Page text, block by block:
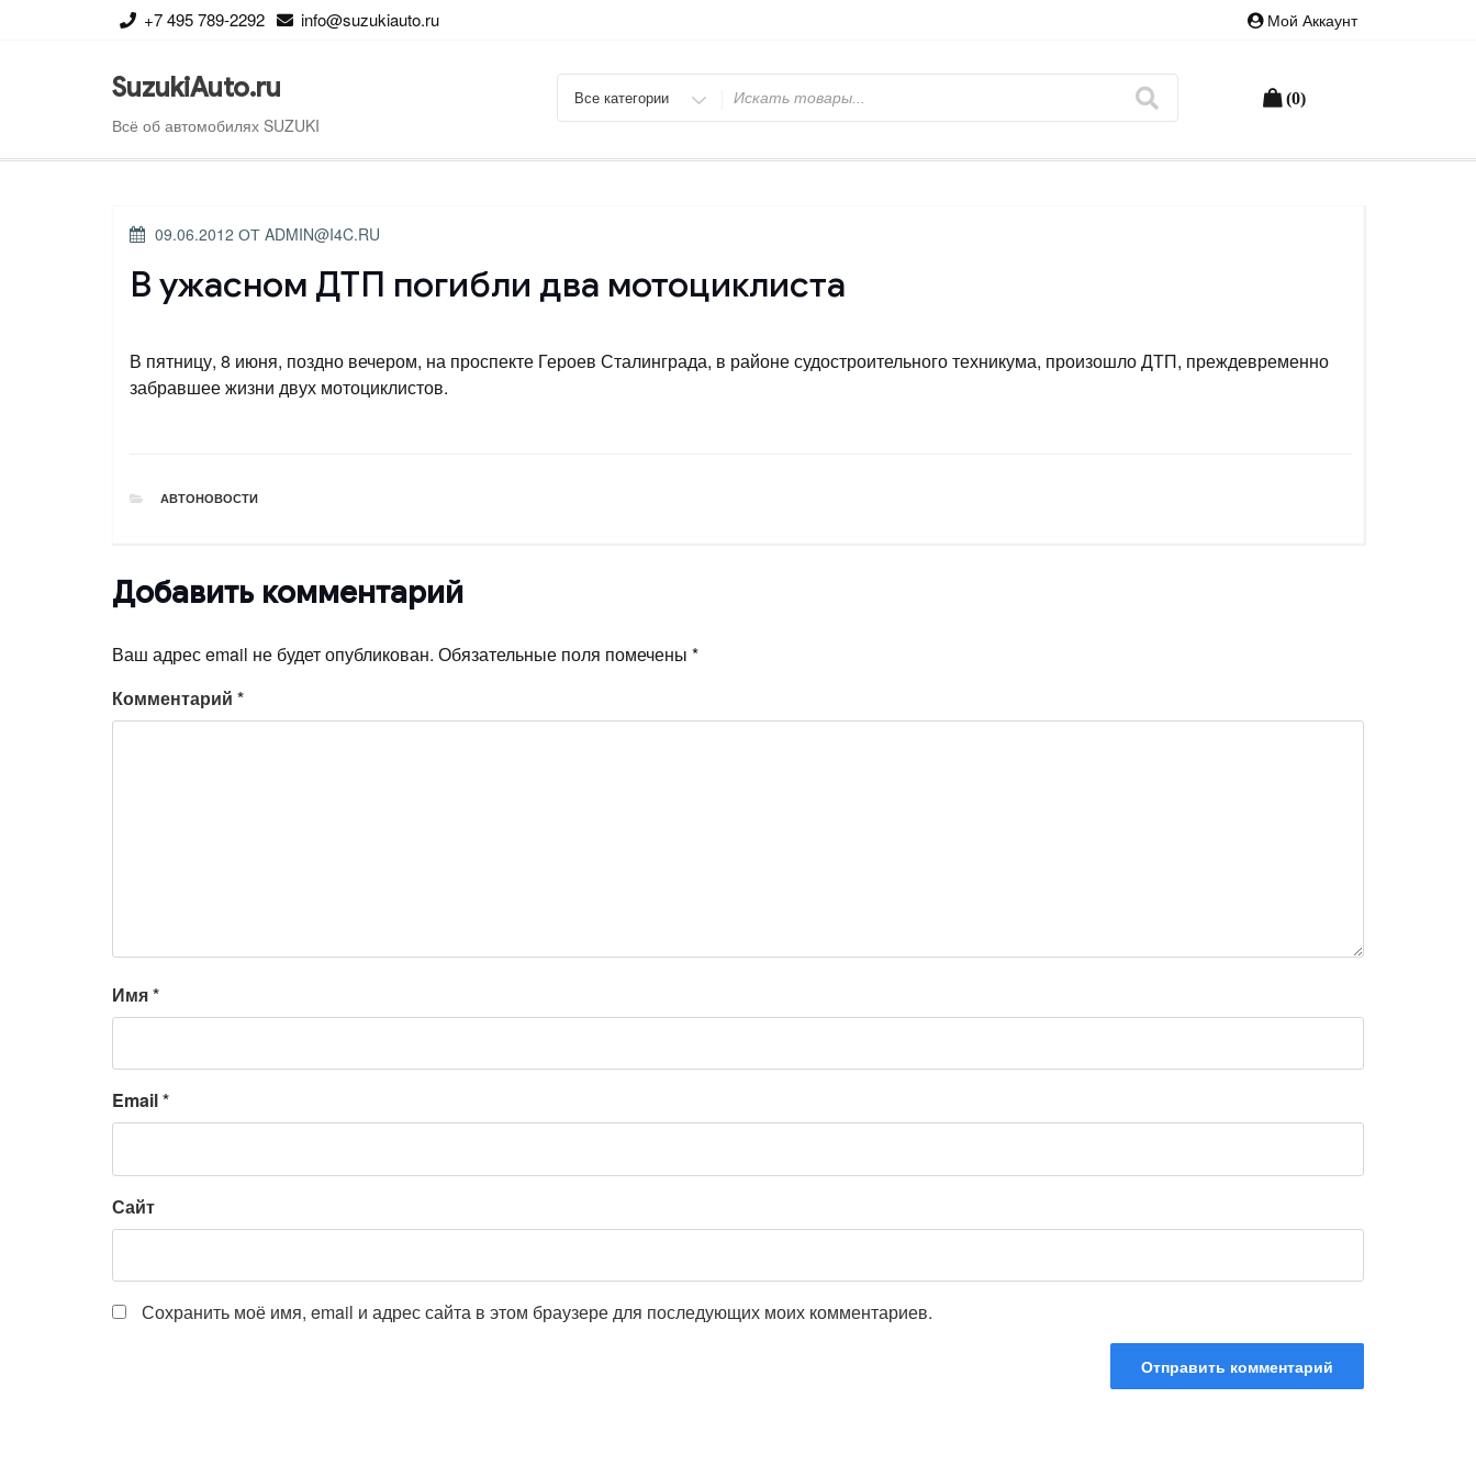
+7 495 789-2292 info@suzukiauto.ru Мой Аккаунт
SuzukiAuto.ru
Всё об автомобилях SUZUKI
Искать (0)
ОПУБЛИКОВАНО
09.06.2012 ОТ ADMIN@I4C.RU
В ужасном ДТП погибли два мотоциклиста
В пятницу, 8 июня, поздно вечером, на проспекте Героев Сталинграда, в районе судостроительного техникума, произошло ДТП, преждевременно
забравшее жизни двух мотоциклистов.
РУБРИКИ
АВТОНОВОСТИ
Добавить комментарий
Ваш адрес email не будет опубликован. Обязательные поля помечены *
Комментарий *
Имя*
Email*
Сайт
Сохранить моё имя, email и адрес сайта в этом браузере для последующих моих комментариев.